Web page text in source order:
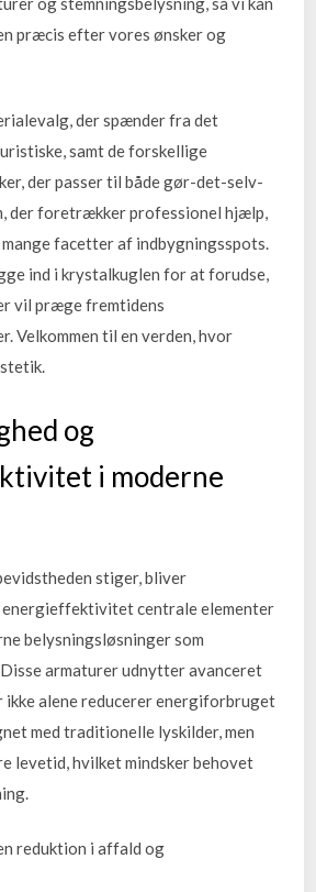
præcis efter vores ønsker og
der spænder fra det
samt de forskellige
der passer til både gør-det-selv-
der foretrækker professionel hjælp,
facetter af indbygningsspots.
ind i krystalkuglen for at forudse,
vil præge fremtidens
Velkommen til en verden, hvor
og
i moderne
stiger, bliver
centrale elementer
belysningsløsninger som
armaturer udnytter avanceret
ikke alene reducerer energiforbruget
med traditionelle lyskilder, men
levetid, hvilket mindsker behovet
reduktion i affald og